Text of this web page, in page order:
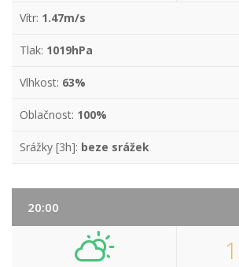
Vítr: 1.47m/s
Tlak: 1019hPa
Vlhkost: 63%
Oblačnost: 100%
Srážky [3h]: beze srážek
20:00